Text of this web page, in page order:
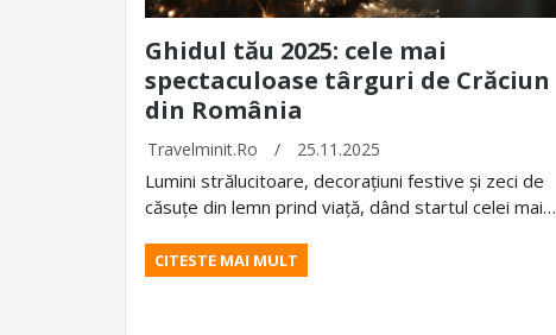
Ghidul tău 2025: cele mai
spectaculoase târguri de Crăciun
din România
Travelminit.ro / 25.11.2025
Lumini strălucitoare, decorațiuni festive și zeci de
căsuțe din lemn prind viață, dând startul celei mai…
CITESTE MAI MULT